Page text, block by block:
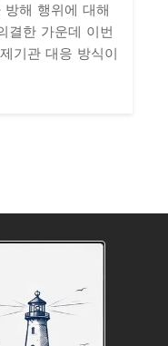
해 행위에 대해
결한 가운데 이번
기관 대응 방식이